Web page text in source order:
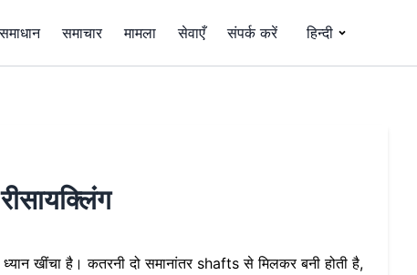
समाधान समाचार मामला सेवाएँ संपर्क करें हिन्दी
खींचा है। कतरनी दो समानांतर shafts से मिलकर बनी होती है,